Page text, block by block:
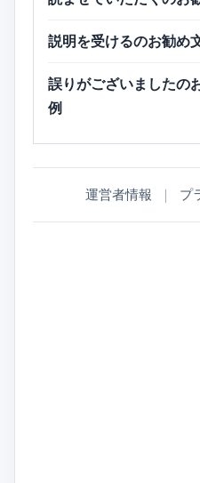
説明を受けるのお勧め
誤りがございましたの
例
運営者情報 ｜ プ